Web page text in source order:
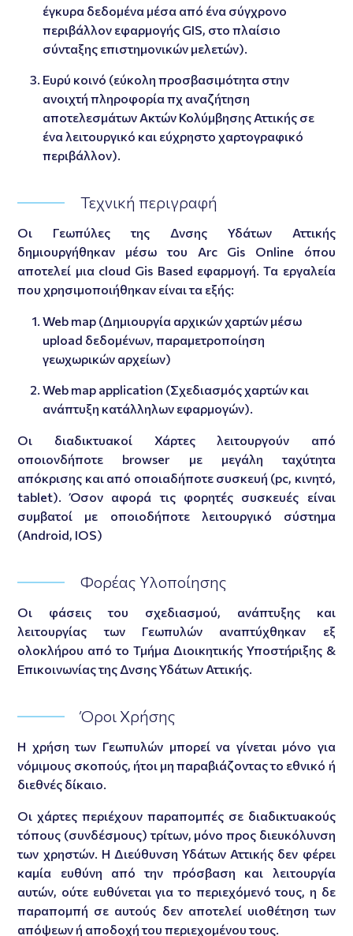
έγκυρα δεδομένα μέσα από ένα σύγχρονο
περιβάλλον εφαρμογής GIS, στο πλαίσιο
σύνταξης επιστημονικών μελετών).
Ευρύ κοινό (εύκολη προσβασιμότητα στην
ανοιχτή πληροφορία πχ αναζήτηση
αποτελεσμάτων Ακτών Κολύμβησης Αττικής σε
ένα λειτουργικό και εύχρηστο χαρτογραφικό
περιβάλλον).
Τεχνική περιγραφή
Οι Γεωπύλες της Δνσης Υδάτων Αττικής
δημιουργήθηκαν μέσω του Arc Gis Online όπου
αποτελεί μια cloud Gis Based εφαρμογή. Τα εργαλεία
που χρησιμοποιήθηκαν είναι τα εξής:
Web map (Δημιουργία αρχικών χαρτών μέσω
upload δεδομένων, παραμετροποίηση
γεωχωρικών αρχείων)
Web map application (Σχεδιασμός χαρτών και
ανάπτυξη κατάλληλων εφαρμογών).
Οι διαδικτυακοί Χάρτες λειτουργούν από
οποιονδήποτε browser με μεγάλη ταχύτητα
απόκρισης και από οποιαδήποτε συσκευή (pc, κινητό,
tablet). Όσον αφορά τις φορητές συσκευές είναι
συμβατοί με οποιοδήποτε λειτουργικό σύστημα
(Android, IOS)
Φορέας Υλοποίησης
Οι φάσεις του σχεδιασμού, ανάπτυξης και
λειτουργίας των Γεωπυλών αναπτύχθηκαν εξ
ολοκλήρου από το Τμήμα Διοικητικής Υποστήριξης &
Επικοινωνίας της Δνσης Υδάτων Αττικής.
Όροι Χρήσης
Η χρήση των Γεωπυλών μπορεί να γίνεται μόνο για
νόμιμους σκοπούς, ήτοι μη παραβιάζοντας το εθνικό ή
διεθνές δίκαιο.
Οι χάρτες περιέχουν παραπομπές σε διαδικτυακούς
τόπους (συνδέσμους) τρίτων, μόνο προς διευκόλυνση
των χρηστών. Η Διεύθυνση Υδάτων Αττικής δεν φέρει
καμία ευθύνη από την πρόσβαση και λειτουργία
αυτών, ούτε ευθύνεται για το περιεχόμενό τους, η δε
παραπομπή σε αυτούς δεν αποτελεί υιοθέτηση των
απόψεων ή αποδοχή του περιεχομένου τους.